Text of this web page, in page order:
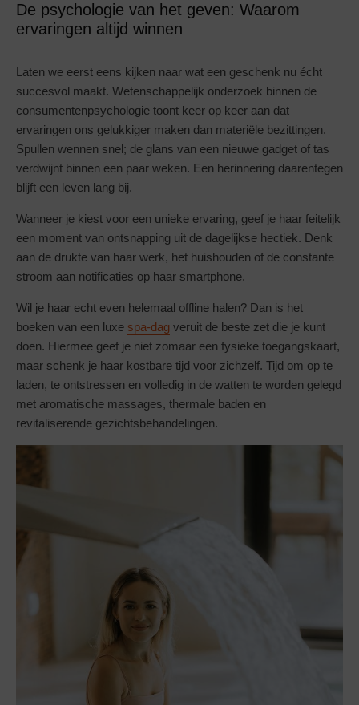
De psychologie van het geven: Waarom
ervaringen altijd winnen
Laten we eerst eens kijken naar wat een geschenk nu écht
succesvol maakt. Wetenschappelijk onderzoek binnen de
consumentenpsychologie toont keer op keer aan dat
ervaringen ons gelukkiger maken dan materiële bezittingen.
Spullen wennen snel; de glans van een nieuwe gadget of tas
verdwijnt binnen een paar weken. Een herinnering daarentegen
blijft een leven lang bij.
Wanneer je kiest voor een unieke ervaring, geef je haar feitelijk
een moment van ontsnapping uit de dagelijkse hectiek. Denk
aan de drukte van haar werk, het huishouden of de constante
stroom aan notificaties op haar smartphone.
Wil je haar echt even helemaal offline halen? Dan is het
boeken van een luxe spa-dag veruit de beste zet die je kunt
doen. Hiermee geef je niet zomaar een fysieke toegangskaart,
maar schenk je haar kostbare tijd voor zichzelf. Tijd om op te
laden, te ontstressen en volledig in de watten te worden gelegd
met aromatische massages, thermale baden en
revitaliserende gezichtsbehandelingen.